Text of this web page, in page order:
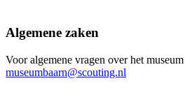
Algemene zaken
Voor algemene vragen over het
museumbaarn@scouting.nl